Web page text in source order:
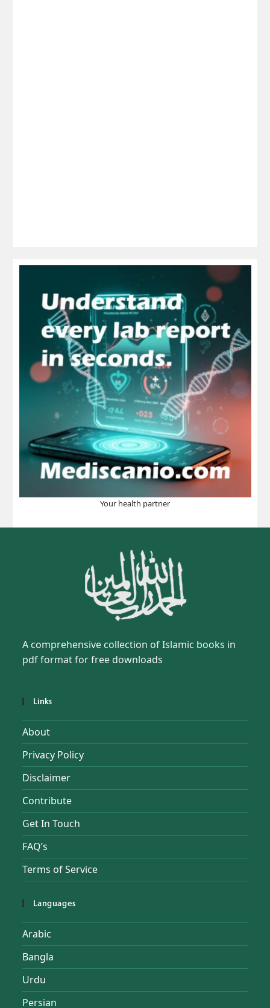
Your health partner
A comprehensive collection of Islamic books in
pdf format for free downloads
Links
About
Privacy Policy
Disclaimer
Contribute
Get In Touch
FAQ’s
Terms of Service
Languages
Arabic
Bangla
Urdu
Persian